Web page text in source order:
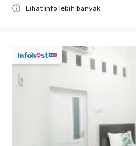
Lihat info lebih banyak